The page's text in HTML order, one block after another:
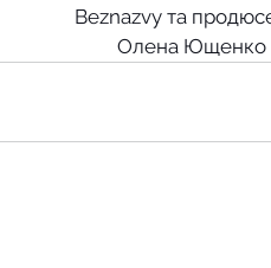
Beznazvy та
Олена Ющенко